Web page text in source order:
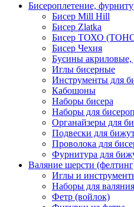
Бисероплетение,
Бисер Mill Hill
Бисер Zlatka
Бисер ТОХО
Бисер Чехия
Бусины акриловые,
Иглы бисерные
Инструменты для
Кабошоны
Наборы бисера
Наборы для
Органайзеры для
Подвески для
Проволока для
Фурнитура для
Валяние шерсти
Иглы и
Наборы для
Фетр (войлок)